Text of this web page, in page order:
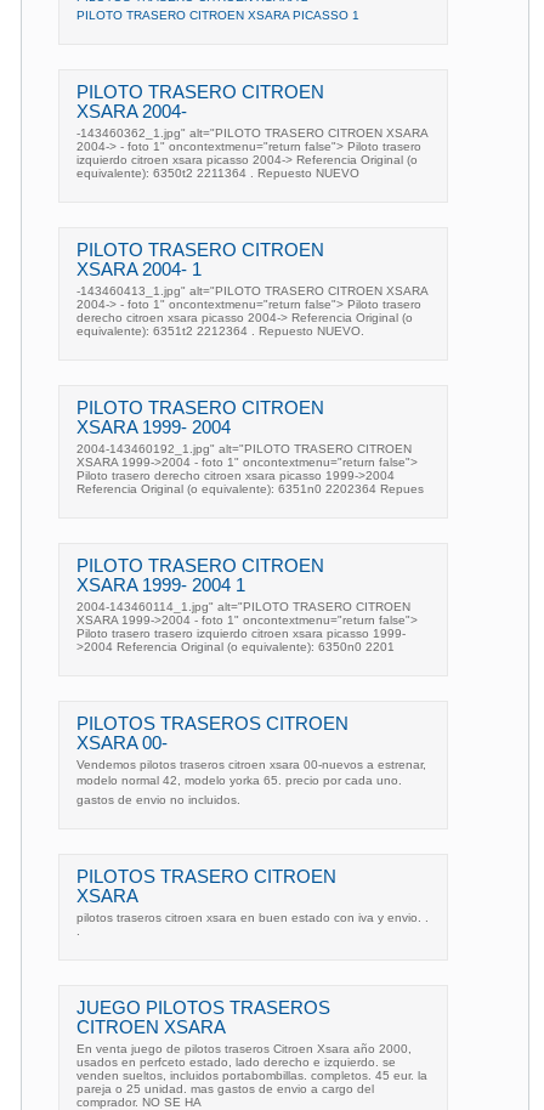
PILOTO TRASERO CITROEN XSARA PICASSO 1
PILOTO TRASERO CITROEN
XSARA 2004-
-143460362_1.jpg" alt="PILOTO TRASERO CITROEN XSARA
2004-> - foto 1" oncontextmenu="return false"> Piloto trasero
izquierdo citroen xsara picasso 2004-> Referencia Original (o
equivalente): 6350t2 2211364 . Repuesto NUEVO
PILOTO TRASERO CITROEN
XSARA 2004- 1
-143460413_1.jpg" alt="PILOTO TRASERO CITROEN XSARA
2004-> - foto 1" oncontextmenu="return false"> Piloto trasero
derecho citroen xsara picasso 2004-> Referencia Original (o
equivalente): 6351t2 2212364 . Repuesto NUEVO.
PILOTO TRASERO CITROEN
XSARA 1999- 2004
2004-143460192_1.jpg" alt="PILOTO TRASERO CITROEN
XSARA 1999->2004 - foto 1" oncontextmenu="return false">
Piloto trasero derecho citroen xsara picasso 1999->2004
Referencia Original (o equivalente): 6351n0 2202364 Repues
PILOTO TRASERO CITROEN
XSARA 1999- 2004 1
2004-143460114_1.jpg" alt="PILOTO TRASERO CITROEN
XSARA 1999->2004 - foto 1" oncontextmenu="return false">
Piloto trasero trasero izquierdo citroen xsara picasso 1999-
>2004 Referencia Original (o equivalente): 6350n0 2201
PILOTOS TRASEROS CITROEN
XSARA 00-
Vendemos pilotos traseros citroen xsara 00-nuevos a estrenar,
modelo normal 42, modelo yorka 65. precio por cada uno.
gastos de envio no incluidos.
PILOTOS TRASERO CITROEN
XSARA
pilotos traseros citroen xsara en buen estado con iva y envio. .
JUEGO PILOTOS TRASEROS
CITROEN XSARA
En venta juego de pilotos traseros Citroen Xsara año 2000,
usados en perfceto estado, lado derecho e izquierdo. se
venden sueltos, incluidos portabombillas. completos. 45 eur. la
pareja o 25 unidad. mas gastos de envio a cargo del
comprador. NO SE HA